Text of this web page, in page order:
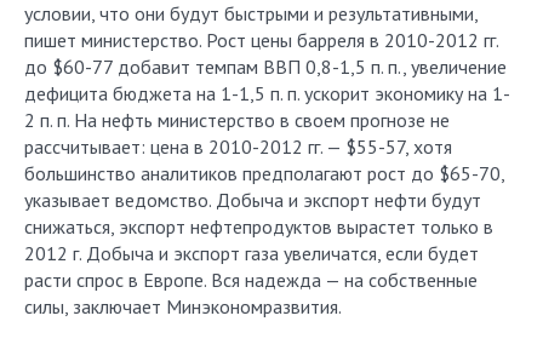
условии, что они будут быстрыми и результативными,
пишет министерство. Рост цены барреля в 2010-2012 гг.
до $60-77 добавит темпам ВВП 0,8-1,5 п. п., увеличение
дефицита бюджета на 1-1,5 п. п. ускорит экономику на 1-
2 п. п. На нефть министерство в своем прогнозе не
рассчитывает: цена в 2010-2012 гг. — $55-57, хотя
большинство аналитиков предполагают рост до $65-70,
указывает ведомство. Добыча и экспорт нефти будут
снижаться, экспорт нефтепродуктов вырастет только в
2012 г. Добыча и экспорт газа увеличатся, если будет
расти спрос в Европе. Вся надежда — на собственные
силы, заключает Минэкономразвития.